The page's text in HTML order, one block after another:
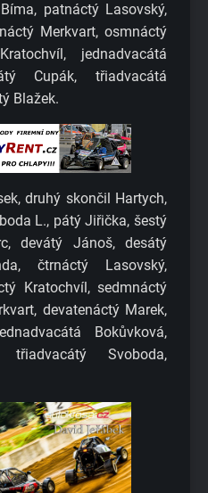
patnáctý Lasovský,
Merkvart, osmnáctý
jednadvacátá
Cupák, třiadvacátá
Blažek.
druhý skončil Hartych,
L., pátý Jiřička, šestý
devátý Jánoš, desátý
čtrnáctý Lasovský,
Kratochvíl, sedmnáctý
devatenáctý Marek,
Bokůvková,
třiadvacátý Svoboda,